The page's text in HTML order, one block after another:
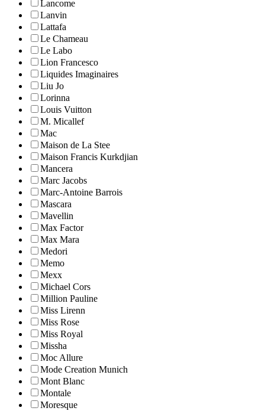
Lancome
Lanvin
Lattafa
Le Chameau
Le Labo
Lion Francesco
Liquides Imaginaires
Liu Jo
Lorinna
Louis Vuitton
M. Micallef
Mac
Maison de La Stee
Maison Francis Kurkdjian
Mancera
Marc Jacobs
Marc-Antoine Barrois
Mascara
Mavellin
Max Factor
Max Mara
Medori
Memo
Mexx
Michael Cors
Million Pauline
Miss Lirenn
Miss Rose
Miss Royal
Missha
Moc Allure
Mode Creation Munich
Mont Blanc
Montale
Moresque